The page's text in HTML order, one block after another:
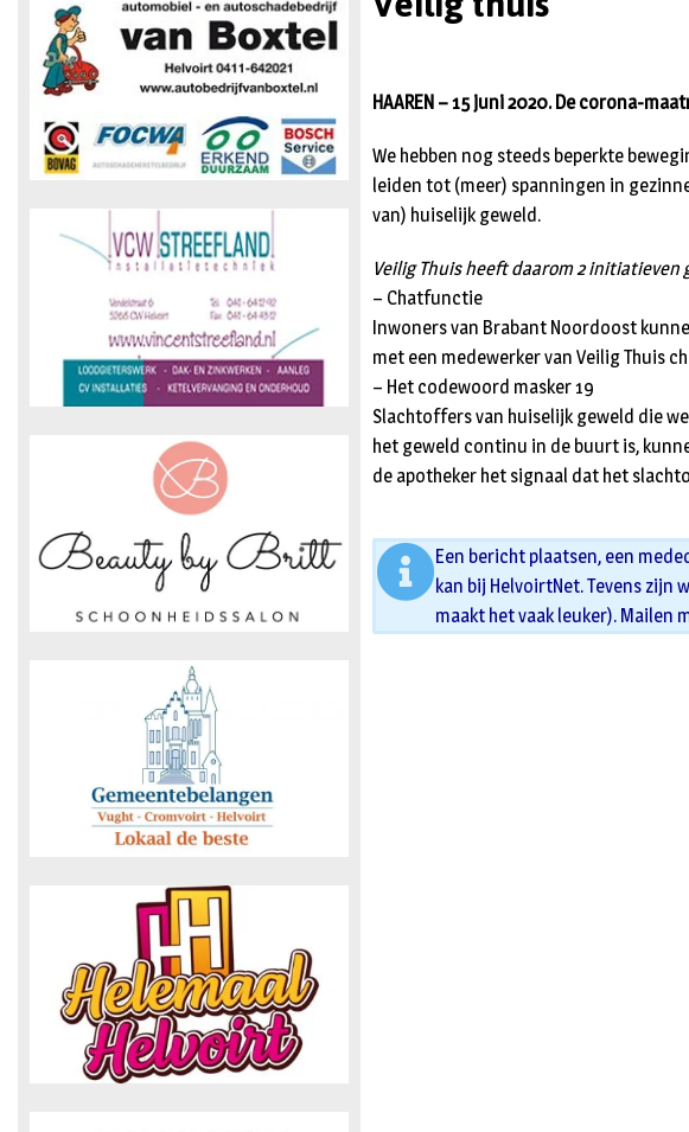
HAAREN – 15 juni 2020. De corona-
We hebben nog steeds beperkte
leiden tot (meer) spanningen in
van) huiselijk geweld.
Veilig Thuis heeft daarom 2 initiatieven
– Chatfunctie
Inwoners van Brabant Noordoost
met een medewerker van Veilig Thuis
– Het codewoord masker 19
Slachtoffers van huiselijk geweld die
het geweld continu in de buurt is,
de apotheker het signaal dat het
Een bericht plaatsen, een
kan bij HelvoirtNet. Tevens
maakt het vaak leuker). Mailen